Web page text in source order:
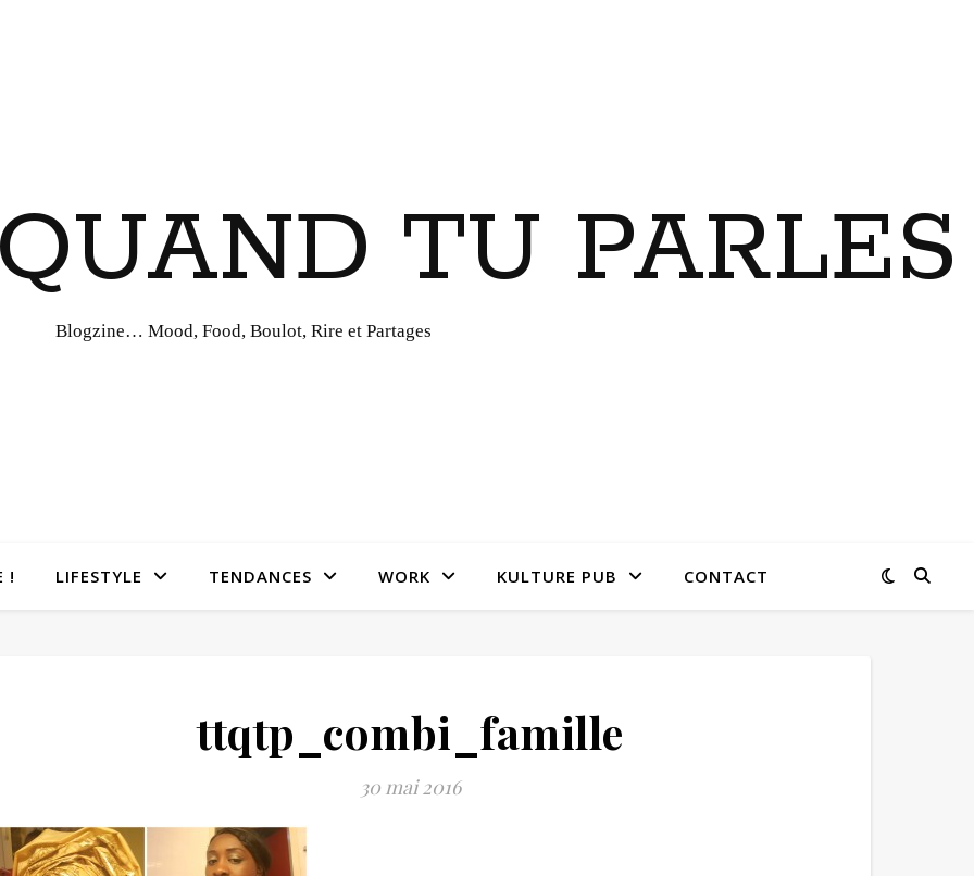
TU PARLES
Blogzine… Mood, Food, Boulot, Rire et Partages
! LIFESTYLE TENDANCES WORK KULTURE PUB CONTACT
ttqtp_combi_famille
30 mai 2016